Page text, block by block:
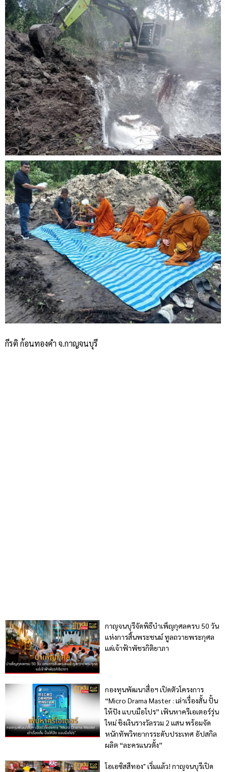
กีรติ ก้อนทองคำ จ.กาญจนบุรี
กาญจนบุรีจัดพิธีบำเพ็ญกุศลครบ 50 วัน
แห่งการสิ้นพระชนม์ ทูลถวายพระกุศล
แด่เจ้าฟ้าพัชรกิติยาภา
กองทุนพัฒนาสื่อฯ เปิดตัวโครงการ
“Micro Drama Master : เล่าเรื่องสั้น ปั้น
ให้ปัง แบบมือโปร” เฟ้นหาครีเอเตอร์รุ่น
ใหม่ ชิงเงินรางวัลรวม 2 แสน พร้อมจัด
หนักทัพวิทยากรระดับประเทศ อัปสกิล
ผลิต “ละครแนวตั้ง”
โอเอซิสสีทอง" เริ่มแล้ว! กาญจนบุรีเปิด